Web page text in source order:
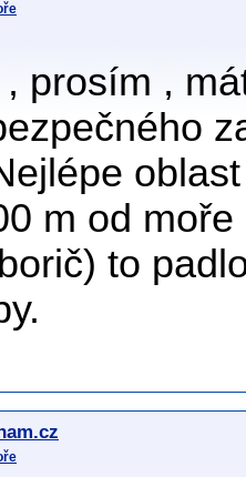
prosím ,
m od
to